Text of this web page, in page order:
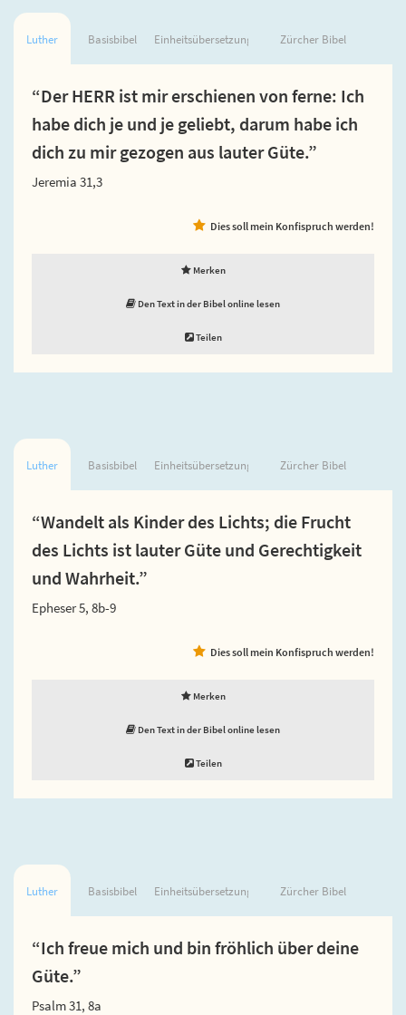
Luther Basisbibel Einheitsübersetzung Zürcher Bibel
“Der HERR ist mir erschienen von ferne: Ich
habe dich je und je geliebt, darum habe ich
dich zu mir gezogen aus lauter Güte.”
Jeremia 31,3
Dies soll mein Konfispruch werden!
Merken
Den Text in der Bibel online lesen
Teilen
Luther Basisbibel Einheitsübersetzung Zürcher Bibel
“Wandelt als Kinder des Lichts; die Frucht
des Lichts ist lauter Güte und Gerechtigkeit
und Wahrheit.”
Epheser 5, 8b-9
Dies soll mein Konfispruch werden!
Merken
Den Text in der Bibel online lesen
Teilen
Luther Basisbibel Einheitsübersetzung Zürcher Bibel
“Ich freue mich und bin fröhlich über deine
Güte.”
Psalm 31, 8a